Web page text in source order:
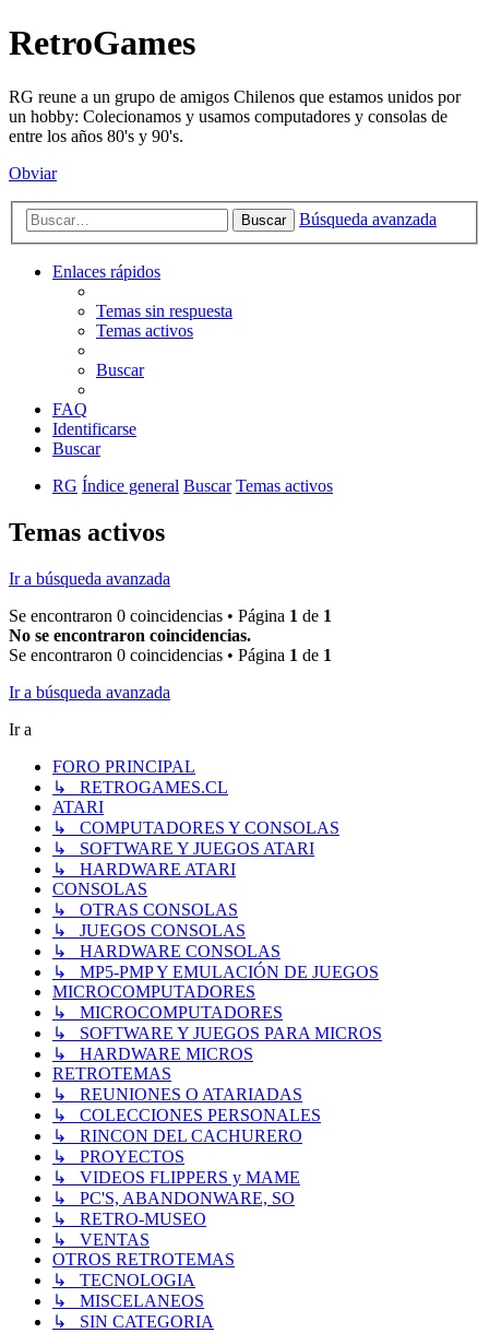
RetroGames
RG reune a un grupo de amigos Chilenos que estamos unidos por
un hobby: Colecionamos y usamos computadores y consolas de
entre los años 80's y 90's.
Obviar
Buscar Búsqueda avanzada
Enlaces rápidos
Temas sin respuesta
Temas activos
Buscar
FAQ
Identificarse
Buscar
RG Índice general Buscar Temas activos
Temas activos
Ir a búsqueda avanzada
Se encontraron 0 coincidencias • Página 1 de 1
No se encontraron coincidencias.
Se encontraron 0 coincidencias • Página 1 de 1
Ir a búsqueda avanzada
Ir a
FORO PRINCIPAL
↳ RETROGAMES.CL
ATARI
↳ COMPUTADORES Y CONSOLAS
↳ SOFTWARE Y JUEGOS ATARI
↳ HARDWARE ATARI
CONSOLAS
↳ OTRAS CONSOLAS
↳ JUEGOS CONSOLAS
↳ HARDWARE CONSOLAS
↳ MP5-PMP Y EMULACIÓN DE JUEGOS
MICROCOMPUTADORES
↳ MICROCOMPUTADORES
↳ SOFTWARE Y JUEGOS PARA MICROS
↳ HARDWARE MICROS
RETROTEMAS
↳ REUNIONES O ATARIADAS
↳ COLECCIONES PERSONALES
↳ RINCON DEL CACHURERO
↳ PROYECTOS
↳ VIDEOS FLIPPERS y MAME
↳ PC'S, ABANDONWARE, SO
↳ RETRO-MUSEO
↳ VENTAS
OTROS RETROTEMAS
↳ TECNOLOGIA
↳ MISCELANEOS
↳ SIN CATEGORIA